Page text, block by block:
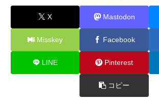
X Mastodon
Misskey Facebook
LINE Pinterest
コピー